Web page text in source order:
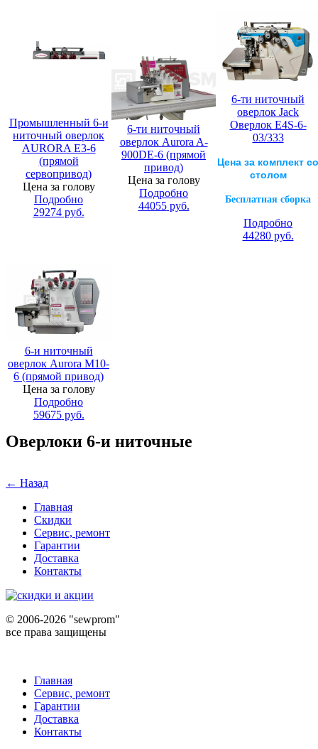
Промышленный 6-и
ниточный оверлок
AURORA E3-6
(прямой
сервопривод)
Цена за голову
Подробно
29274руб.
6-ти ниточный
оверлок Aurora A-
900DE-6 (прямой
привод)
Цена за голову
Подробно
44055руб.
6-ти ниточный
оверлок Jack
Оверлок E4S-6-
03/333
Цена за комплект со
столом
Бесплатная сборка
Подробно
44280руб.
6-и ниточный
оверлок Aurora M10-
6 (прямой привод)
Цена за голову
Подробно
59675руб.
Оверлоки 6-и ниточные
← Назад
Главная
Скидки
Сервис, ремонт
Гарантии
Доставка
Контакты
© 2006-2026 "sewprom"
все права защищены
Главная
Сервис, ремонт
Гарантии
Доставка
Контакты